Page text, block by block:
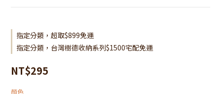
指定分類，超取$899免運
指定分類，台灣樹德收納系列$1500宅配免運
NT$295
顏色